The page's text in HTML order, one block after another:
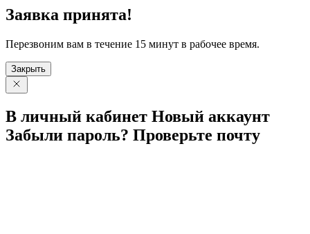
Заявка принята!
Перезвоним вам в течение 15 минут в рабочее время.
Закрыть
В личный кабинет Новый аккаунт
Забыли пароль? Проверьте почту